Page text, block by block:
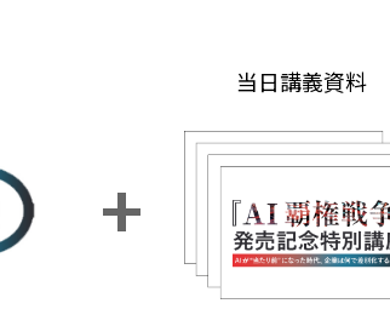
当日講義資料